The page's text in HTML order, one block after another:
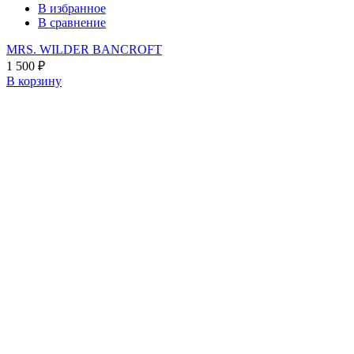
В избранное
В сравнение
MRS. WILDER BANCROFT
1 500 ₽
В корзину